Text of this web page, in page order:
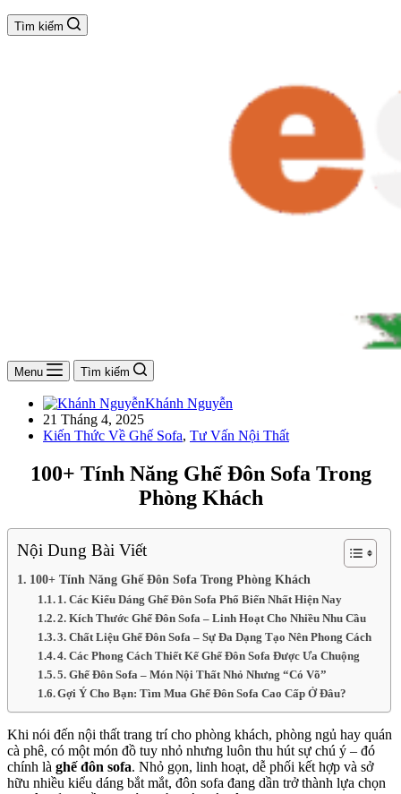
Tìm kiếm
Menu Tìm kiếm
Khánh Nguyễn
21 Tháng 4, 2025
Kiến Thức Về Ghế Sofa, Tư Vấn Nội Thất
100+ Tính Năng Ghế Đôn Sofa Trong
Phòng Khách
Nội Dung Bài Viết
100+ Tính Năng Ghế Đôn Sofa Trong Phòng Khách
1. Các Kiểu Dáng Ghế Đôn Sofa Phổ Biến Nhất Hiện Nay
2. Kích Thước Ghế Đôn Sofa – Linh Hoạt Cho Nhiều Nhu Cầu
3. Chất Liệu Ghế Đôn Sofa – Sự Đa Dạng Tạo Nên Phong Cách
4. Các Phong Cách Thiết Kế Ghế Đôn Sofa Được Ưa Chuộng
5. Ghế Đôn Sofa – Món Nội Thất Nhỏ Nhưng “Có Võ”
Gợi Ý Cho Bạn: Tìm Mua Ghế Đôn Sofa Cao Cấp Ở Đâu?
Khi nói đến nội thất trang trí cho phòng khách, phòng ngủ hay quán
cà phê, có một món đồ tuy nhỏ nhưng luôn thu hút sự chú ý – đó
chính là ghế đôn sofa. Nhỏ gọn, linh hoạt, dễ phối kết hợp và sở
hữu nhiều kiểu dáng bắt mắt, đôn sofa đang dần trở thành lựa chọn